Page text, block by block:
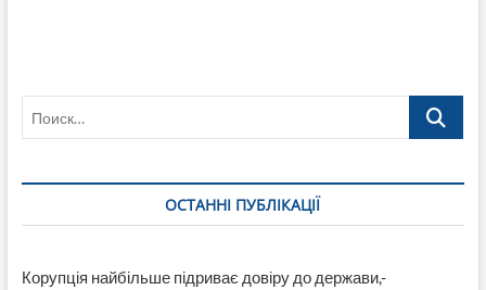
Поиск…
ОСТАННІ ПУБЛІКАЦІЇ
Корупція найбільше підриває довіру до держави,-